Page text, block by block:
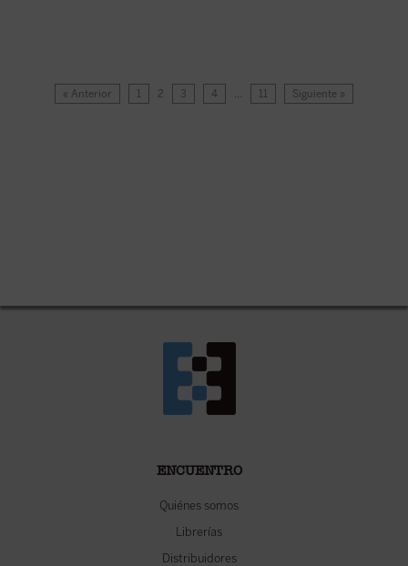
« Anterior 1 2 3 4 … 11 Siguiente »
ENCUENTRO
Quiénes somos
Librerías
Distribuidores